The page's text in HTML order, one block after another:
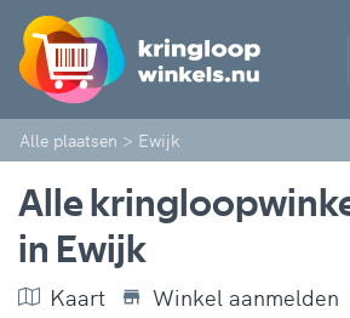
Alle plaatsen > Ewijk
Alle
in Ewijk
Kaart
Winkel aanmelden